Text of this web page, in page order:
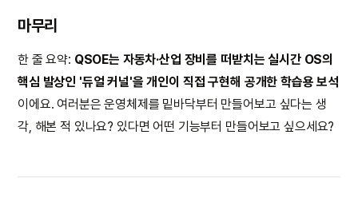
마무리
한 줄 요약: QSOE는 자동차·산업 장비를 떠받치는 실시간 OS의
핵심 발상인 '듀얼 커널'을 개인이 직접 구현해 공개한 학습용 보석
이에요. 여러분은 운영체제를 밑바닥부터 만들어보고 싶다는 생
각, 해본 적 있나요? 있다면 어떤 기능부터 만들어보고 싶으세요?